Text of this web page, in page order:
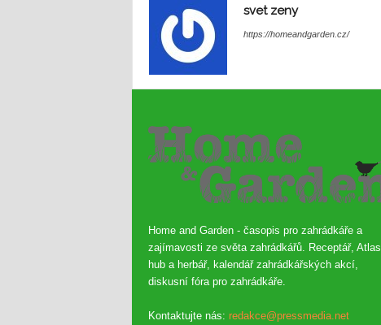
svet zeny
https://homeandgarden.cz/
Home and Garden - časopis pro zahrádkáře a
zajímavosti ze světa zahrádkářů. Receptář, Atlas
hub a herbář, kalendář zahrádkářských akcí,
diskusní fóra pro zahrádkáře.
Kontaktujte nás: redakce@pressmedia.net